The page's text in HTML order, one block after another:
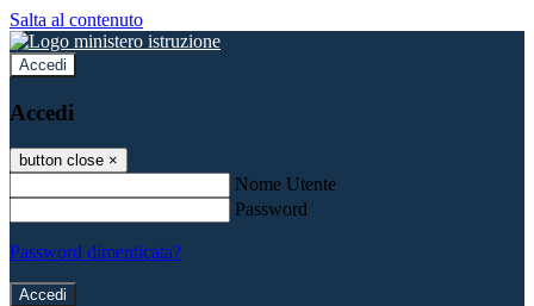
Salta al contenuto
Accedi
Accedi
button close ×
Nome Utente
Password
Password dimenticata?